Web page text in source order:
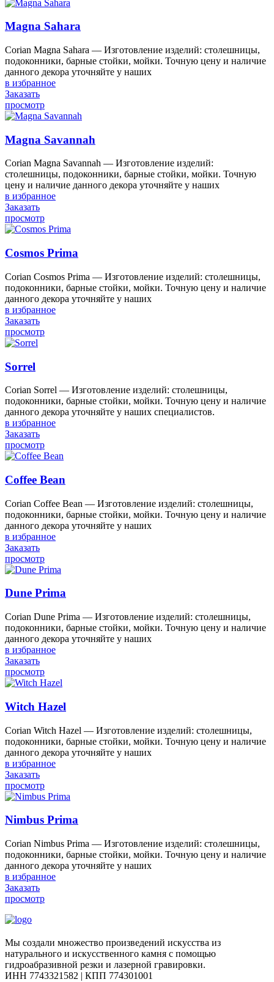
Magna Sahara
Corian Magna Sahara — Изготовление изделий: столешницы,
подоконники, барные стойки, мойки. Точную цену и наличие
данного декора уточняйте у наших
в избранное
Заказать
просмотр
Magna Savannah
Corian Magna Savannah — Изготовление изделий:
столешницы, подоконники, барные стойки, мойки. Точную
цену и наличие данного декора уточняйте у наших
в избранное
Заказать
просмотр
Cosmos Prima
Corian Cosmos Prima — Изготовление изделий: столешницы,
подоконники, барные стойки, мойки. Точную цену и наличие
данного декора уточняйте у наших
в избранное
Заказать
просмотр
Sorrel
Corian Sorrel — Изготовление изделий: столешницы,
подоконники, барные стойки, мойки. Точную цену и наличие
данного декора уточняйте у наших специалистов.
в избранное
Заказать
просмотр
Coffee Bean
Corian Coffee Bean — Изготовление изделий: столешницы,
подоконники, барные стойки, мойки. Точную цену и наличие
данного декора уточняйте у наших
в избранное
Заказать
просмотр
Dune Prima
Corian Dune Prima — Изготовление изделий: столешницы,
подоконники, барные стойки, мойки. Точную цену и наличие
данного декора уточняйте у наших
в избранное
Заказать
просмотр
Witch Hazel
Corian Witch Hazel — Изготовление изделий: столешницы,
подоконники, барные стойки, мойки. Точную цену и наличие
данного декора уточняйте у наших
в избранное
Заказать
просмотр
Nimbus Prima
Corian Nimbus Prima — Изготовление изделий: столешницы,
подоконники, барные стойки, мойки. Точную цену и наличие
данного декора уточняйте у наших
в избранное
Заказать
просмотр
Мы создали множество произведений искусства из
натурального и искусственного камня с помощью
гидроабразивной резки и лазерной гравировки.
ИНН 7743321582 | КПП 774301001